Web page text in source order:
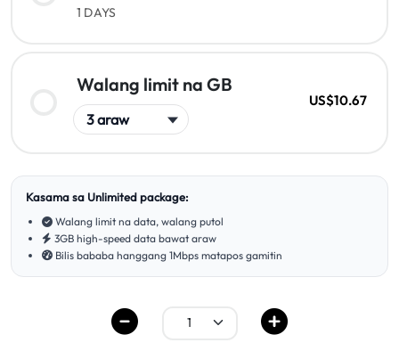
1 DAYS
Walang limit na GB
US$10.67
Kasama sa Unlimited package:
Walang limit na data, walang putol
3GB high-speed data bawat araw
Bilis bababa hanggang 1Mbps matapos gamitin